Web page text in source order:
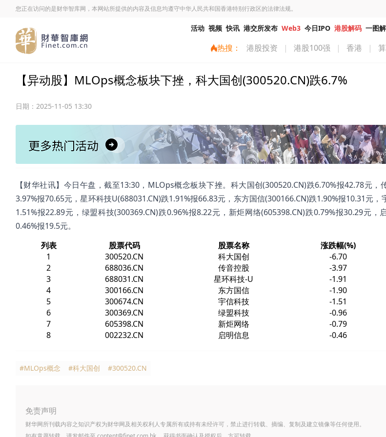
您正在访问的是财华智库网，本网站所提供的内容及信息均遵守中华人民共和国香港特别行政区的法律法规。
活动 视频 快讯 港交所发布 Web3 今日IPO 港股解码 一图
热搜： 港股投资 | 港股100强 | 香港 |
【异动股】MLOps概念板块下挫，科大国创(300520.CN)跌6.7%
日期： 2025-11-05 13:30
【财华社讯】今日午盘，截至13:30，MLOps概念板块下挫。科大国创(300520.CN)跌6.70%报42.78元，
3.97%报70.65元，星环科技U(688031.CN)跌1.91%报66.83元，东方国信(300166.CN)跌1.90%报10.31元，
1.51%报22.89元，绿盟科技(300369.CN)跌0.96%报8.22元，新炬网络(605398.CN)跌0.79%报30.29元，
0.46%报19.5元。
列表
股票代码 股票名称 涨跌幅(%)
1
300520.CN 科大国创 -6.70
2
688036.CN 传音控股 -3.97
3
688031.CN 星环科技-U -1.91
4
300166.CN 东方国信 -1.90
5
300674.CN 宇信科技 -1.51
6
300369.CN 绿盟科技 -0.96
7
605398.CN 新炬网络 -0.79
8
002232.CN 启明信息 -0.46
#MLOps概念 #科大国创 #300520.CN
免责声明
财华网所刊载内容之知识产权为财华网及相关权利人专属所有或持有未经许可，禁止进行转载、摘编、复制及建立镜像等任何使用。